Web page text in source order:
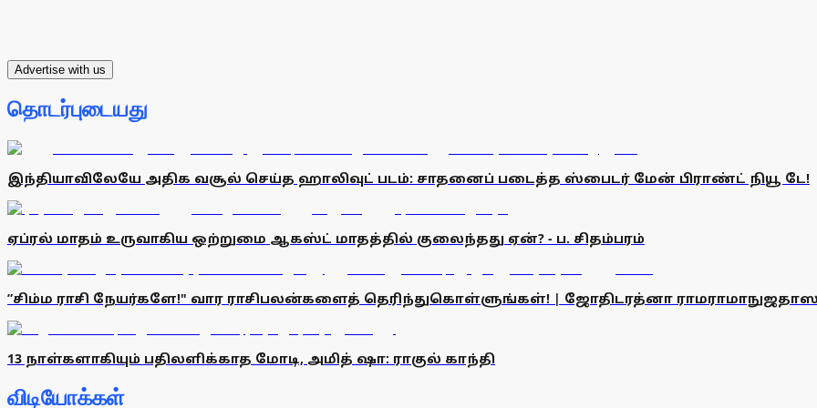
Advertise with us
தொடர்புடையது
இந்தியாவிலேயே அதிக வசூல் செய்த ஹாலிவுட் படம்: சாதனைப் படைத்த ஸ்பைடர் மேன் பிராண்ட் நியூ டே!
ஏப்ரல் மாதம் உருவாகிய ஒற்றுமை ஆகஸ்ட் மாதத்தில் குலைந்தது ஏன்? - ப. சிதம்பரம்
”சிம்ம ராசி நேயர்களே!" வார ராசிபலன்களைத் தெரிந்துகொள்ளுங்கள்! | ஜோதிடரத்னா
13 நாள்களாகியும் பதிலளிக்காத மோடி, அமித் ஷா: ராகுல் காந்தி
விடியோக்கள்